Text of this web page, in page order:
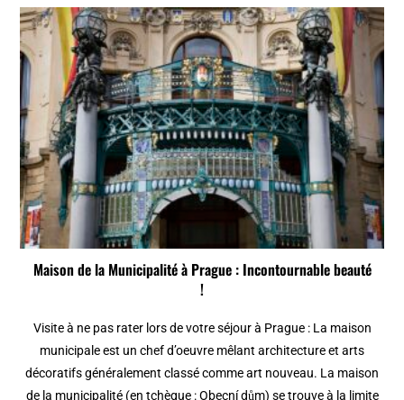
Maison de la Municipalité à Prague : Incontournable beauté
!
Visite à ne pas rater lors de votre séjour à Prague : La maison
municipale est un chef d’oeuvre mêlant architecture et arts
décoratifs généralement classé comme art nouveau. La maison
de la municipalité (en tchèque : Obecní dům) se trouve à la limite